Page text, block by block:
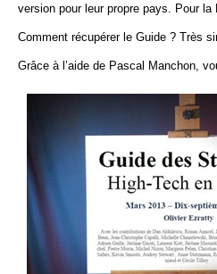
version pour leur propre pays. Pour la
Comment récupérer le Guide ? Très
Grâce à l’aide de Pascal Manchon,